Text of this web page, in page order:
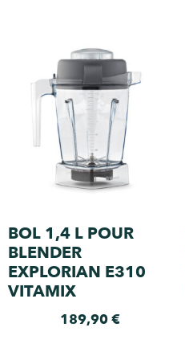
BOL 1,4 L POUR
BLENDER
EXPLORIAN E310
VITAMIX
189,90€